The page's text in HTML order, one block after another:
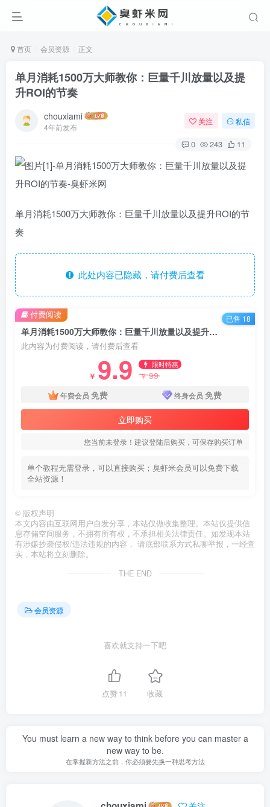
首页 会员资源 正文
单月消耗1500万大师教你：巨量千川放量以及提
升ROI的节奏
chouxiami
4年前发布
关注 私信
0 243 11
单月消耗1500万大师教你：巨量千川放量以及提升ROI的节
奏
此处内容已隐藏，请付费后查看
单月消耗1500万大师教你：巨量千川放量以及提升ROI的节奏
此内容为付费阅读，请付费后查看
￥ 9.9 限时特惠
￥99
年费会员 免费 终身会员 免费
立即购买
您当前未登录！建议登陆后购买，可保存购买订单
单个教程无需登录，可以直接购买；臭虾米会员可以免费下载
全站资源！
付费阅读 已售 18
© 版权声明
本文内容由互联网用户自发分享，本站仅做收集整理。本站仅提供信
息存储空间服务，不拥有所有权，不承担相关法律责任。如发现本站
有涉嫌抄袭侵权/违法违规的内容， 请底部联系方式私聊举报，一经查
实，本站将立刻删除。
THE END
会员资源
喜欢就支持一下吧
点赞11 收藏
You must learn a new way to think before you can master a
new way to be.
在掌握新方法之前，你必须要先换一种思考方法